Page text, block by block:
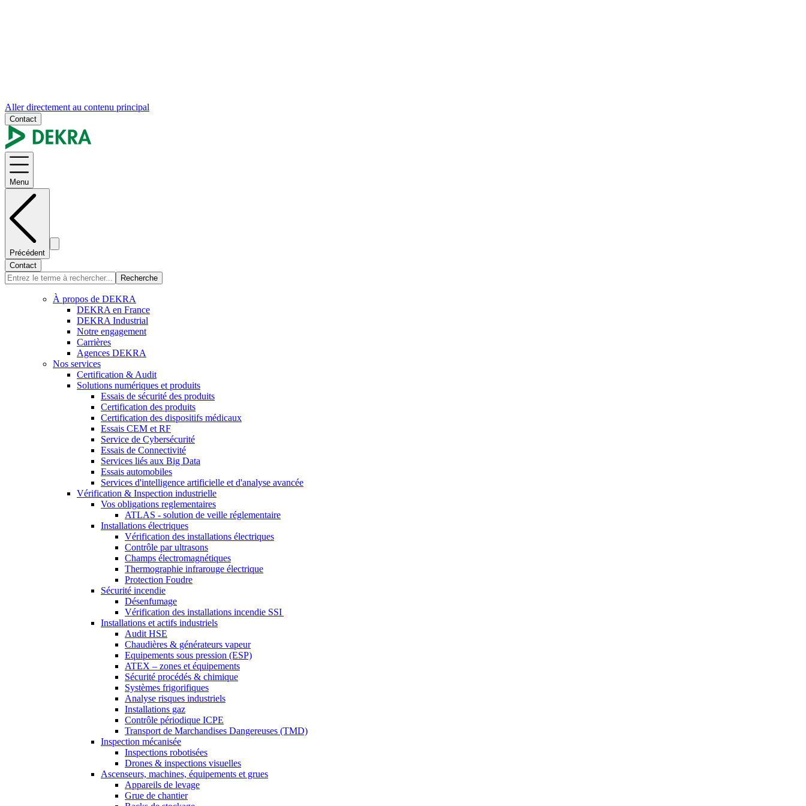
Aller directement au contenu principal
Contact
Menu
Précédent
Contact
Recherche
À propos de DEKRA
DEKRA en France
DEKRA Industrial
Notre engagement
Carrières
Agences DEKRA
Nos services
Certification & Audit
Solutions numériques et produits
Essais de sécurité des produits
Certification des produits
Certification des dispositifs médicaux
Essais CEM et RF
Service de Cybersécurité
Essais de Connectivité
Services liés aux Big Data
Essais automobiles
Services d'intelligence artificielle et d'analyse avancée
Vérification & Inspection industrielle
Vos obligations reglementaires
ATLAS - solution de veille réglementaire
Installations électriques
Vérification des installations électriques
Contrôle par ultrasons
Champs électromagnétiques
Thermographie infrarouge électrique
Protection Foudre
Sécurité incendie
Désenfumage
Vérification des installations incendie SSI
Installations et actifs industriels
Audit HSE
Chaudières & générateurs vapeur
Equipements sous pression (ESP)
ATEX – zones et équipements
Sécurité procédés & chimique
Systèmes frigorifiques
Analyse risques industriels
Installations gaz
Contrôle périodique ICPE
Transport de Marchandises Dangereuses (TMD)
Inspection mécanisée
Inspections robotisées
Drones & inspections visuelles
Ascenseurs, machines, équipements et grues
Appareils de levage
Grue de chantier